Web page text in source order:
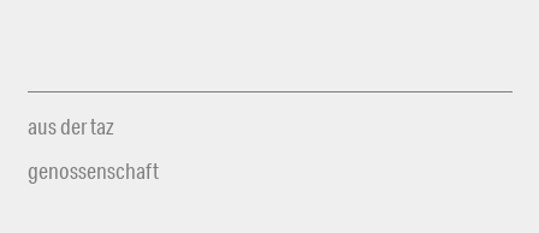
aus der taz
genossenschaft